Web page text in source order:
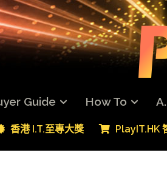
Guide How To
香港 I.T.至專大獎 PlayIT.HK